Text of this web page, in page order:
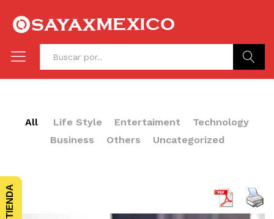
All Life Style Entertaiment
Technology
Business
Others Uncategorized
TIENDA